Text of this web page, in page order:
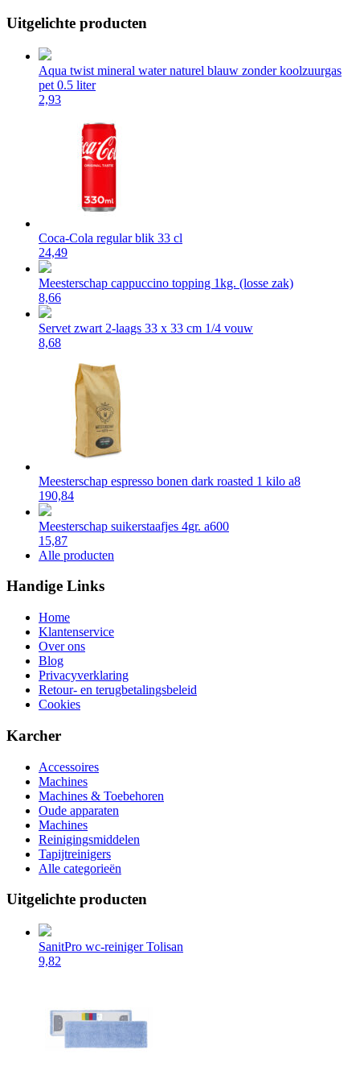
Uitgelichte producten
Aqua twist mineral water naturel blauw zonder koolzuurgas
pet 0.5 liter
2,93
Coca-Cola regular blik 33 cl
24,49
Meesterschap cappuccino topping 1kg. (losse zak)
8,66
Servet zwart 2-laags 33 x 33 cm 1/4 vouw
8,68
Meesterschap espresso bonen dark roasted 1 kilo a8
190,84
Meesterschap suikerstaafjes 4gr. a600
15,87
Alle producten
Handige Links
Home
Klantenservice
Over ons
Blog
Privacyverklaring
Retour- en terugbetalingsbeleid
Cookies
Karcher
Accessoires
Machines
Machines & Toebehoren
Oude apparaten
Machines
Reinigingsmiddelen
Tapijtreinigers
Alle categorieën
Uitgelichte producten
SanitPro wc-reiniger Tolisan
9,82